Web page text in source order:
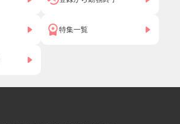
特集一覧